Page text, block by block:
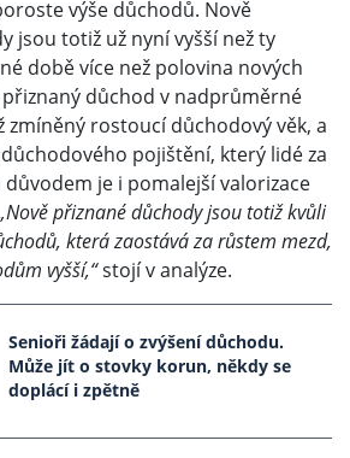
výše důchodů. Nově
jsou totiž už nyní vyšší než ty
době více než polovina nových
důchod v nadprůměrné
zmíněný rostoucí důchodový věk, a
pojištění, který lidé za
důvodem je i pomalejší valorizace
přiznané důchody jsou totiž kvůli
která zaostává za růstem mezd,
vyšší,“stojí v analýze.
Senioři žádají o zvýšení důchodu.
Může jít o stovky korun, někdy se
doplácí i zpětně